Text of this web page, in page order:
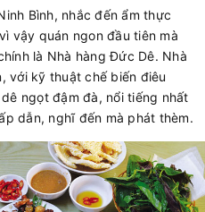
Bình, nhắc đến ẩm thực
vậy quán ngon đầu tiên mà
là Nhà hàng Đức Dê. Nhà
với kỹ thuật chế biến điêu
ngọt đậm đà, nổi tiếng nhất
dẫn, nghĩ đến mà phát thèm.